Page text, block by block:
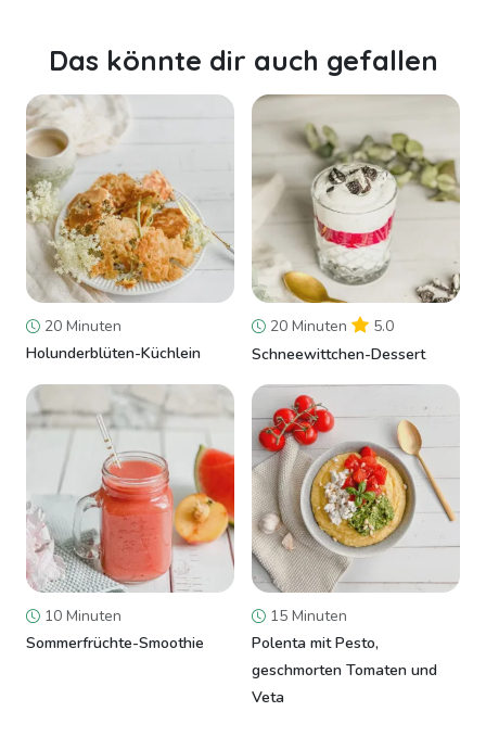
Das könnte dir auch gefallen
20 Minuten
Holunderblüten-Küchlein
20 Minuten
5.0
Schneewittchen-Dessert
10 Minuten
Sommerfrüchte-Smoothie
15 Minuten
Polenta mit Pesto,
geschmorten Tomaten und
Veta